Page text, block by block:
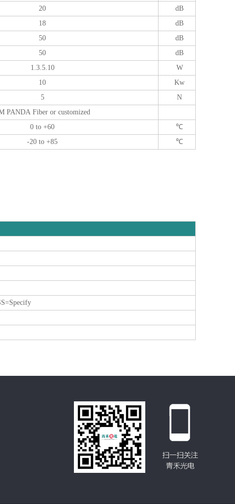
20
dB
18
dB
50
dB
50
dB
1.3.5.10
W
10
Kw
5
N
PANDA Fiber or customized
0 to +60
℃
-20 to +85
℃